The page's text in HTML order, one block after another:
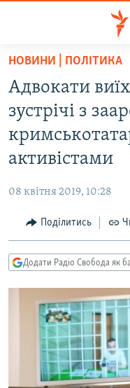
Перейти
основного
матеріалу
Перейти
до
основної
Перейти
пошуку
ВСЕ ЗА ДОБУ
СТАТТІ
ПОЛІТИКА
КУЛЬТУРА
СПОРТ
СВІТ
ДОНБАС.РЕАЛІЇ
КРИМ.РЕАЛІЇ
ТИ ЯК?
КИТАЙ.ВИКЛИКИ
МУЛЬТИМЕДІА
ФОТО
СПЕЦПРОЄКТИ
НОВИНИ | ПОЛІТИКА
Адвокати
зустрічі з
активістами
08 квітня 2019, 10:28
Поділитись
Додати Радіо Свобода як